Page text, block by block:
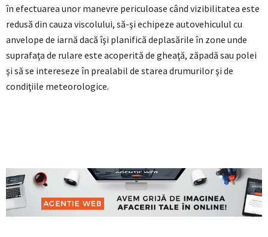
în efectuarea unor manevre periculoase când vizibilitatea este
redusă din cauza viscolului, să-şi echipeze autovehiculul cu
anvelope de iarnă dacă îşi planifică deplasările în zone unde
suprafaţa de rulare este acoperită de gheaţă, zăpadă sau polei
şi să se intereseze în prealabil de starea drumurilor şi de
condiţiile meteorologice.